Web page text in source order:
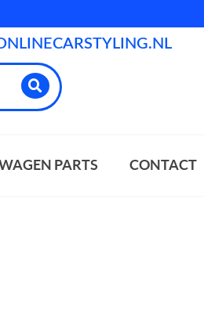
PARTS CONTACT